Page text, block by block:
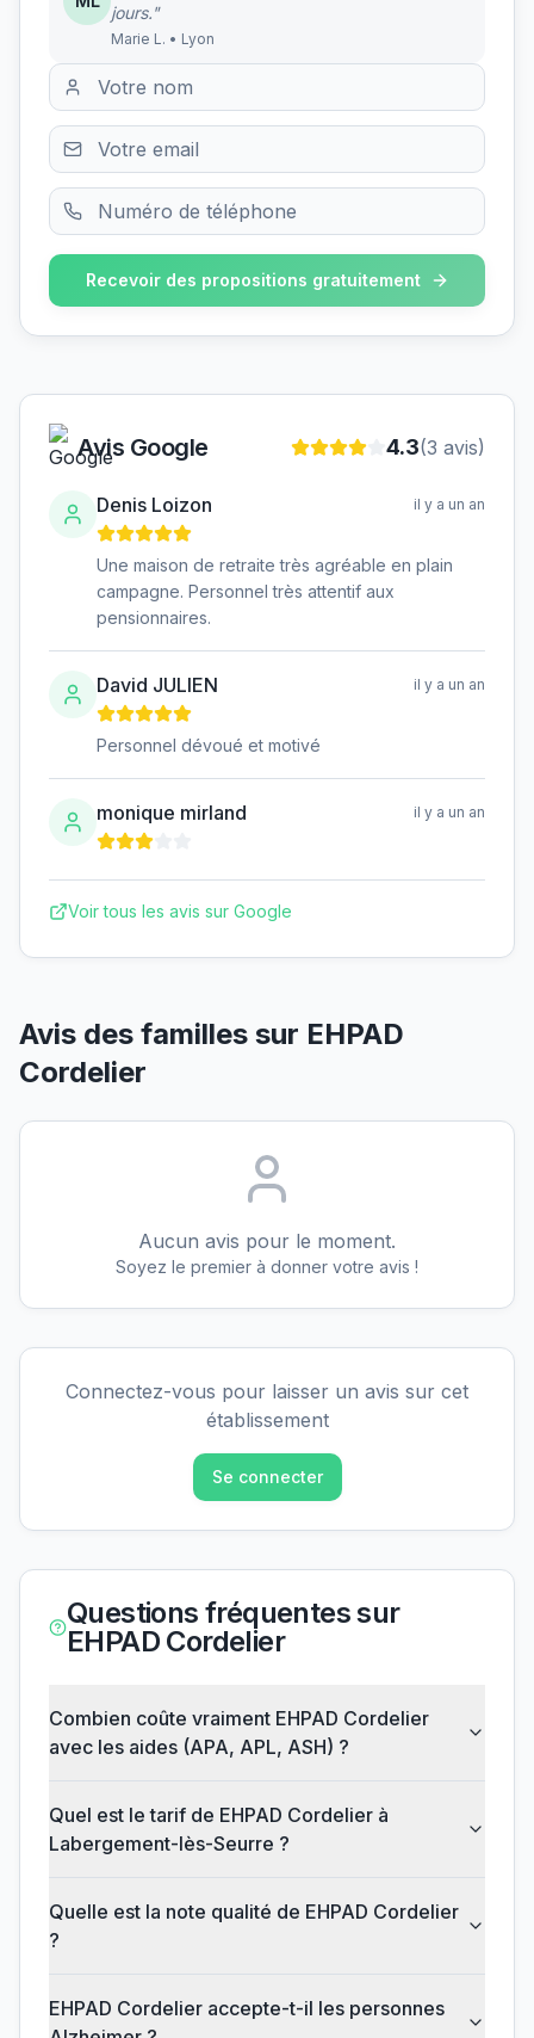
jours."
Marie L. • Lyon
Recevoir des propositions gratuitement
Avis Google 4.3(3 avis)
Denis Loizon il y a un an
Une maison de retraite très agréable en plain
campagne. Personnel très attentif aux
pensionnaires.
David JULIEN il y a un an
Personnel dévoué et motivé
monique mirland il y a un an
Voir tous les avis sur Google
Avis des familles sur EHPAD
Cordelier
Aucun avis pour le moment.
Soyez le premier à donner votre avis !
Connectez-vous pour laisser un avis sur cet
établissement
Se connecter
Questions fréquentes sur
EHPAD Cordelier
Combien coûte vraiment EHPAD Cordelier
avec les aides (APA, APL, ASH) ?
Quel est le tarif de EHPAD Cordelier à
Labergement-lès-Seurre ?
Quelle est la note qualité de EHPAD Cordelier
?
EHPAD Cordelier accepte-t-il les personnes